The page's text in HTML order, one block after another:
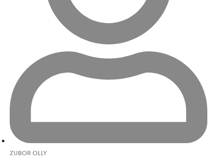
ZUBOR OLLY